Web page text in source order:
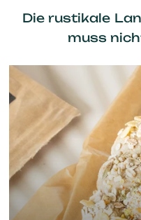
Die rustikale
muss